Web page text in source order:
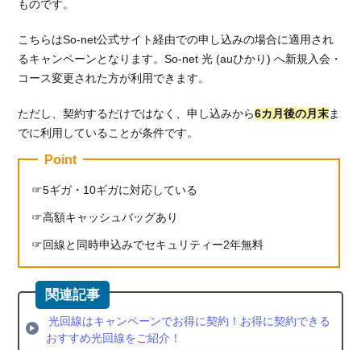
ものです。
こちらはSo-net公式サイト経由での申し込みの場合に適用され
るキャンペーンとなります。So-net 光 (auひかり) へ新規入会・
コース変更された方が利用できます。
ただし、契約するだけではなく、申し込みから6カ月後の月末ま
でに利用していることが条件です。
Point
5ギガ・10ギガに対応している
高額キャッシュバッグあり
回線と同時申込みでセキュリティー2年無料
光回線はキャンペーンでお得に契約！お得に契約できる
おすすめ光回線をご紹介！